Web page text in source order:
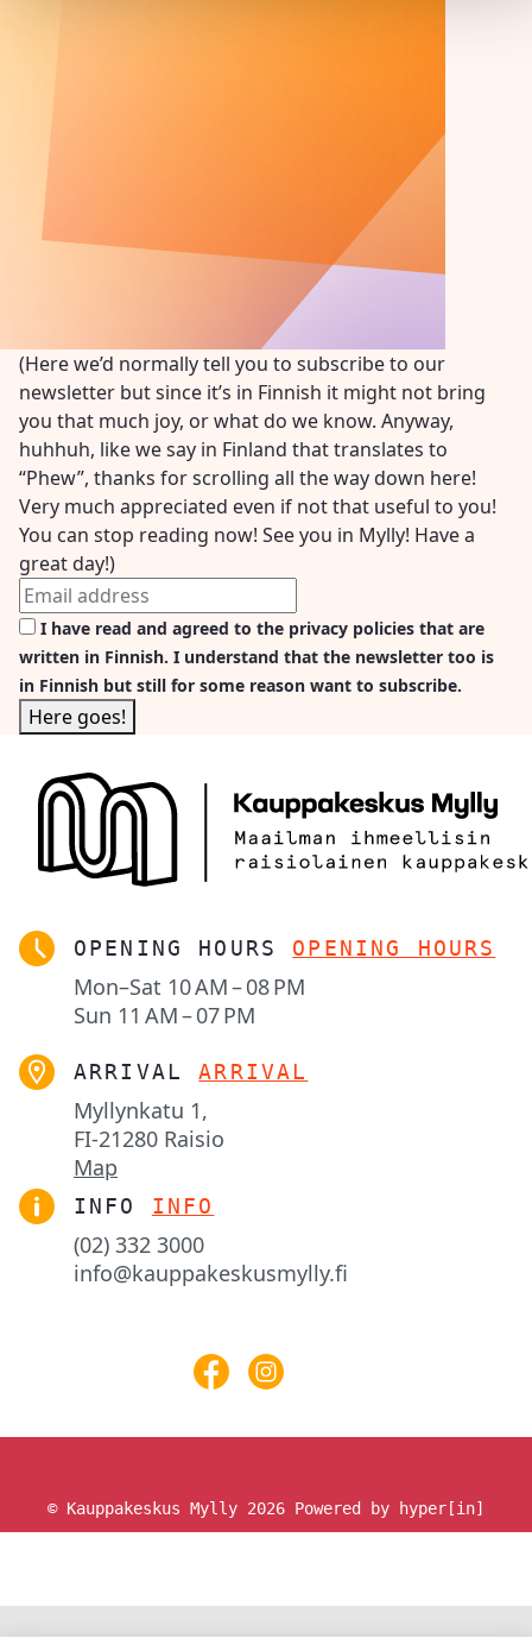
(Here we’d normally tell you to subscribe to our
newsletter but since it’s in Finnish it might not bring
you that much joy, or what do we know. Anyway,
huhhuh, like we say in Finland that translates to
“Phew”, thanks for scrolling all the way down here!
Very much appreciated even if not that useful to you!
You can stop reading now! See you in Mylly! Have a
great day!)
I have read and agreed to the privacy policies that are
written in Finnish. I understand that the newsletter too is
in Finnish but still for some reason want to subscribe.
OPENING HOURS OPENING HOURS
Mon–Sat 10 AM – 08 PM
Sun 11 AM – 07 PM
ARRIVAL ARRIVAL
Myllynkatu 1,
FI-21280 Raisio
Map
INFO INFO
(02) 332 3000
info@kauppakeskusmylly.fi
© Kauppakeskus Mylly 2026 Powered by hyper[in]